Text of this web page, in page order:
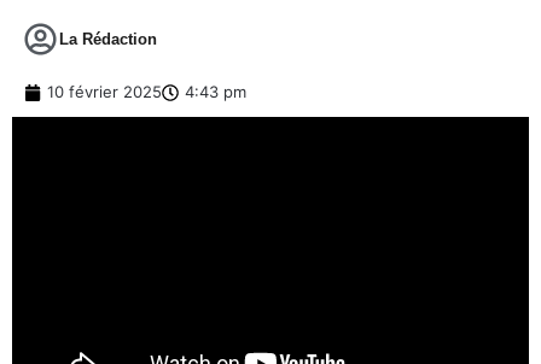
La Rédaction
10 février 2025 4:43 pm